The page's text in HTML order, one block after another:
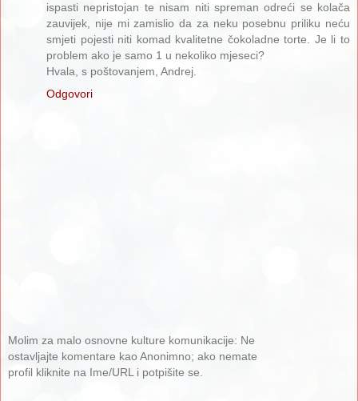
ispasti nepristojan te nisam niti spreman odreći se kolača
zauvijek, nije mi zamislio da za neku posebnu priliku neću
smjeti pojesti niti komad kvalitetne čokoladne torte. Je li to
problem ako je samo 1 u nekoliko mjeseci?
Hvala, s poštovanjem, Andrej.
Odgovori
Molim za malo osnovne kulture komunikacije: Ne
ostavljajte komentare kao Anonimno; ako nemate
profil kliknite na Ime/URL i potpišite se.